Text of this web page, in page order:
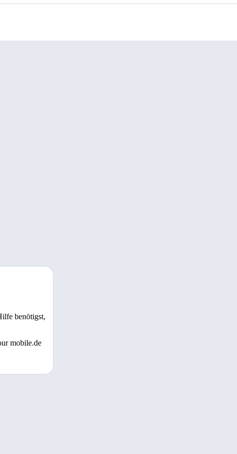
benötigst,
mobile.de